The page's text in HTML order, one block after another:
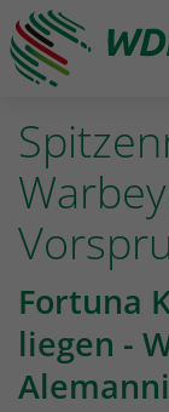
Fortuna
liegen -